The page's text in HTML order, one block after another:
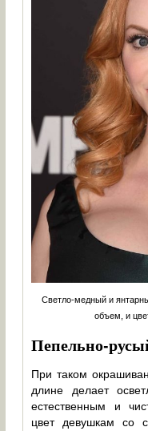
Светло-медный и
объем, и
Пепельно-
При таком
длине делает
естественным и
цвет девушкам со